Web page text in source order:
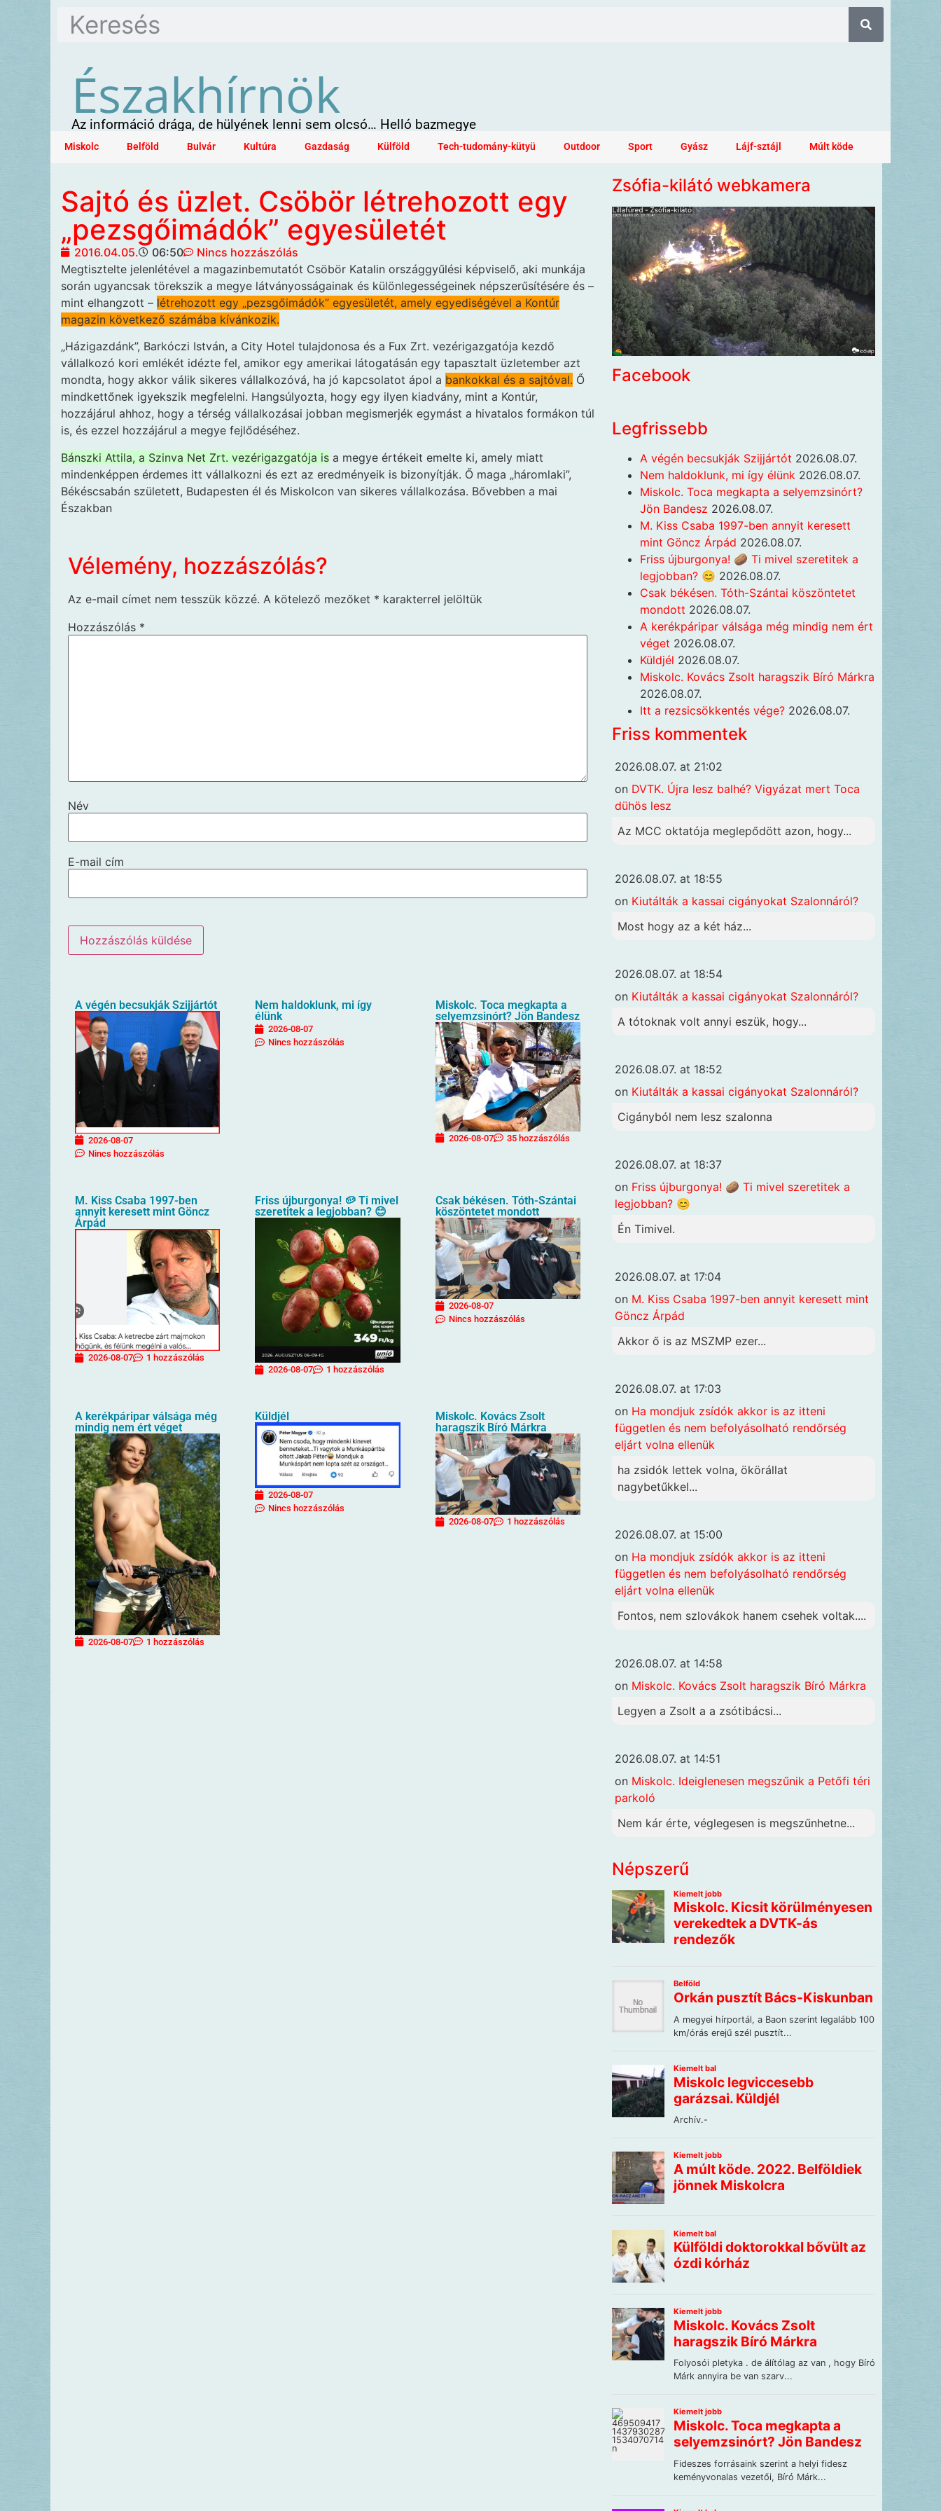
Északhírnök
Az információ drága, de hülyének lenni sem olcsó… Helló bazmegye
Miskolc Belföld Bulvár Kultúra Gazdaság Külföld Tech-tudomány-kütyü Outdoor Sport Gyász Lájf-sztájl Múlt köde
Sajtó és üzlet. Csöbör létrehozott egy
„pezsgőimádók” egyesületét
2016.04.05. 06:50
Nincs hozzászólás
Megtisztelte jelenlétével a magazinbemutatót Csöbör Katalin országgyűlési képviselő, aki munkája
során ugyancsak törekszik a megye látványosságainak és különlegességeinek népszerűsítésére és –
mint elhangzott – létrehozott egy „pezsgőimádók” egyesületét, amely egyediségével a Kontúr
magazin következő számába kívánkozik.
„Házigazdánk”, Barkóczi István, a City Hotel tulajdonosa és a Fux Zrt. vezérigazgatója kezdő
vállalkozó kori emlékét idézte fel, amikor egy amerikai látogatásán egy tapasztalt üzletember azt
mondta, hogy akkor válik sikeres vállalkozóvá, ha jó kapcsolatot ápol a bankokkal és a sajtóval. Ő
mindkettőnek igyekszik megfelelni. Hangsúlyozta, hogy egy ilyen kiadvány, mint a Kontúr,
hozzájárul ahhoz, hogy a térség vállalkozásai jobban megismerjék egymást a hivatalos formákon túl
is, és ezzel hozzájárul a megye fejlődéséhez.
Bánszki Attila, a Szinva Net Zrt. vezérigazgatója is a megye értékeit emelte ki, amely miatt
mindenképpen érdemes itt vállalkozni és ezt az eredményeik is bizonyítják. Ő maga „háromlaki”,
Békéscsabán született, Budapesten él és Miskolcon van sikeres vállalkozása. Bővebben a mai
Északban
Vélemény, hozzászólás?
Az e-mail címet nem tesszük közzé. A kötelező mezőket * karakterrel jelöltük
Hozzászólás *
Név
E-mail cím
A végén becsukják Szijjártót
2026-08-07
Nincs hozzászólás
Nem haldoklunk, mi így
élünk
2026-08-07
Nincs hozzászólás
Miskolc. Toca megkapta a
selyemzsinórt? Jön Bandesz
2026-08-07 35 hozzászólás
M. Kiss Csaba 1997-ben
annyit keresett mint Göncz
Árpád
2026-08-07 1 hozzászólás
Friss újburgonya! 🥔 Ti mivel
szeretitek a legjobban? 😊
2026-08-07 1 hozzászólás
Csak békésen. Tóth-Szántai
köszöntetet mondott
2026-08-07
Nincs hozzászólás
A kerékpáripar válsága még
mindig nem ért véget
2026-08-07 1 hozzászólás
Küldjél
2026-08-07
Nincs hozzászólás
Miskolc. Kovács Zsolt
haragszik Bíró Márkra
2026-08-07 1 hozzászólás
Zsófia-kilátó webkamera
Facebook
Legfrissebb
A végén becsukják Szijjártót 2026.08.07.
Nem haldoklunk, mi így élünk 2026.08.07.
Miskolc. Toca megkapta a selyemzsinórt?
Jön Bandesz 2026.08.07.
M. Kiss Csaba 1997-ben annyit keresett
mint Göncz Árpád 2026.08.07.
Friss újburgonya! 🥔 Ti mivel szeretitek a
legjobban? 😊 2026.08.07.
Csak békésen. Tóth-Szántai köszöntetet
mondott 2026.08.07.
A kerékpáripar válsága még mindig nem ért
véget 2026.08.07.
Küldjél 2026.08.07.
Miskolc. Kovács Zsolt haragszik Bíró Márkra
2026.08.07.
Itt a rezsicsökkentés vége? 2026.08.07.
Friss kommentek
2026.08.07. at 21:02
on DVTK. Újra lesz balhé? Vigyázat mert Toca
dühös lesz
Az MCC oktatója meglepődött azon, hogy...
2026.08.07. at 18:55
on Kiutálták a kassai cigányokat Szalonnáról?
Most hogy az a két ház...
2026.08.07. at 18:54
on Kiutálták a kassai cigányokat Szalonnáról?
A tótoknak volt annyi eszük, hogy...
2026.08.07. at 18:52
on Kiutálták a kassai cigányokat Szalonnáról?
Cigányból nem lesz szalonna
2026.08.07. at 18:37
on Friss újburgonya! 🥔 Ti mivel szeretitek a
legjobban? 😊
Én Timivel.
2026.08.07. at 17:04
on M. Kiss Csaba 1997-ben annyit keresett mint
Göncz Árpád
Akkor ő is az MSZMP ezer...
2026.08.07. at 17:03
on Ha mondjuk zsídók akkor is az itteni
független és nem befolyásolható rendőrség
eljárt volna ellenük
ha zsidók lettek volna, ökörállat
nagybetűkkel...
2026.08.07. at 15:00
on Ha mondjuk zsídók akkor is az itteni
független és nem befolyásolható rendőrség
eljárt volna ellenük
Fontos, nem szlovákok hanem csehek voltak....
2026.08.07. at 14:58
on Miskolc. Kovács Zsolt haragszik Bíró Márkra
Legyen a Zsolt a a zsótibácsi...
2026.08.07. at 14:51
on Miskolc. Ideiglenesen megszűnik a Petőfi téri
parkoló
Nem kár érte, véglegesen is megszűnhetne...
Népszerű